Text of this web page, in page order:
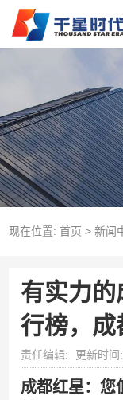
现在位置: 首页 > 新闻
有实力
行榜，成
责任编辑: 更新时
成都红星：您